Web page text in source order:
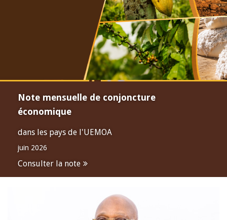
Note mensuelle de conjoncture
économique
dans les pays de l'UEMOA
juin 2026
Consulter la note